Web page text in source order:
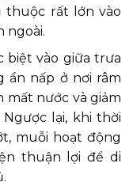
thuộc rất lớn vào
ngoài.
biệt vào giữa trưa
ẩn nấp ở nơi râm
mất nước và giảm
lại, khi thời
muỗi hoạt động
thuận lợi để di